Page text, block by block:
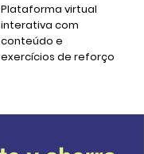
Plataforma virtual
interativa com
conteúdo e
exercícios de reforço